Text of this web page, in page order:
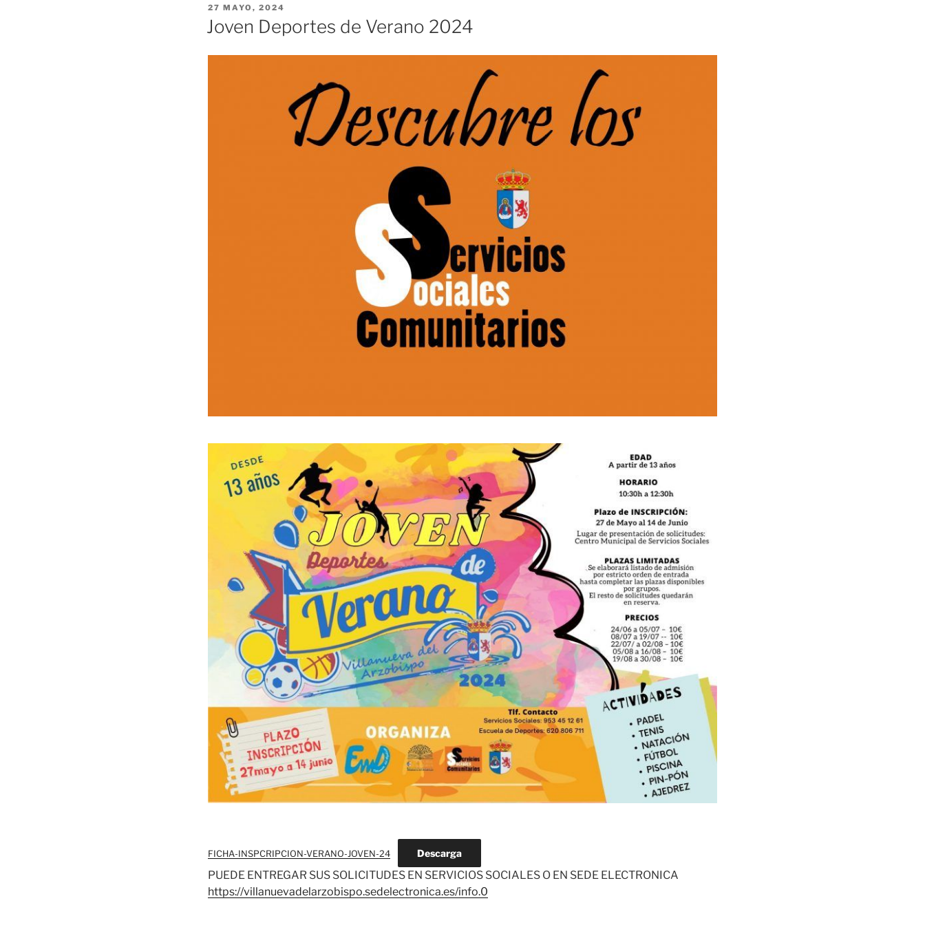
PUBLICADO
EL
27 MAYO, 2024
Joven Deportes de Verano 2024
FICHA-INSPCRIPCION-VERANO-JOVEN-24 Descarga
PUEDE ENTREGAR SUS SOLICITUDES EN SERVICIOS SOCIALES O EN SEDE ELECTRONICA
https://villanuevadelarzobispo.sedelectronica.es/info.0